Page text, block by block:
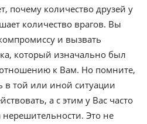
почему количество друзей у
количество врагов. Вы
и вызвать
который изначально был
к Вам. Но помните,
в той или иной ситуации
а с этим у Вас часто
Это не